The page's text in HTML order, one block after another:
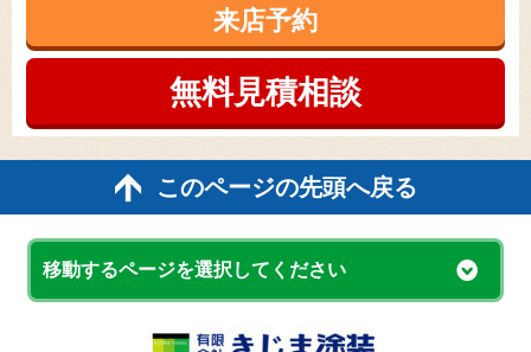
来店予約
無料見積相談
このページの先頭へ戻る
移動するページを選択してください